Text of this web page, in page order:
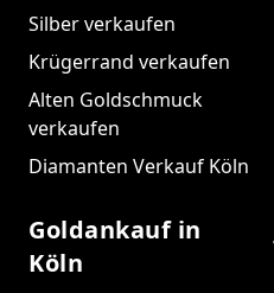
Silber verkaufen
Krügerrand verkaufen
Alten Goldschmuck
verkaufen
Diamanten Verkauf Köln
Goldankauf in
Köln